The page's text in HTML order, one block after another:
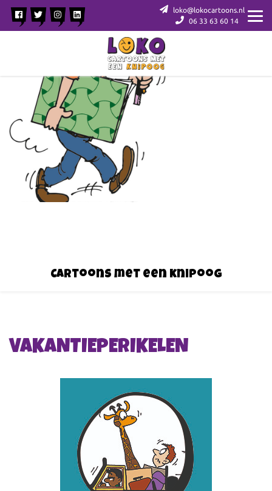
loko@lokocartoons.nl
06 33 63 60 14
Cartoons met een knipoog
VAKANTIEPERIKELEN